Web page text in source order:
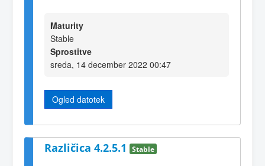
Maturity
Stable
Sprostitve
sreda, 14 december 2022 00:47
Ogled datotek
Različica 4.2.5.1 Stable